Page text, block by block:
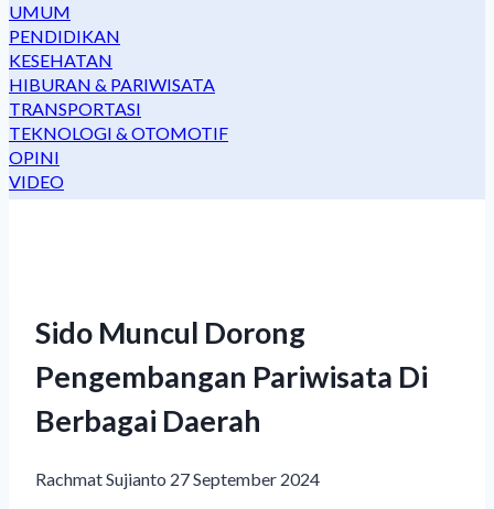
UMUM
PENDIDIKAN
KESEHATAN
HIBURAN & PARIWISATA
TRANSPORTASI
TEKNOLOGI & OTOMOTIF
OPINI
VIDEO
Sido Muncul Dorong
Pengembangan Pariwisata Di
Berbagai Daerah
Rachmat Sujianto 27 September 2024